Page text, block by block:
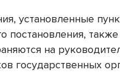
установленные
постановления,
на
государственных